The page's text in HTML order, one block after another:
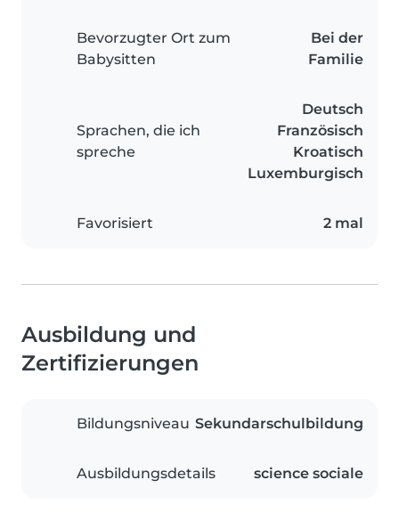
Bevorzugter Ort zum
Babysitten
Bei der
Familie
Sprachen, die ich
spreche
Deutsch
Französisch
Kroatisch
Luxemburgisch
Favorisiert 2 mal
Ausbildung und
Zertifizierungen
Bildungsniveau Sekundarschulbildung
Ausbildungsdetails science sociale